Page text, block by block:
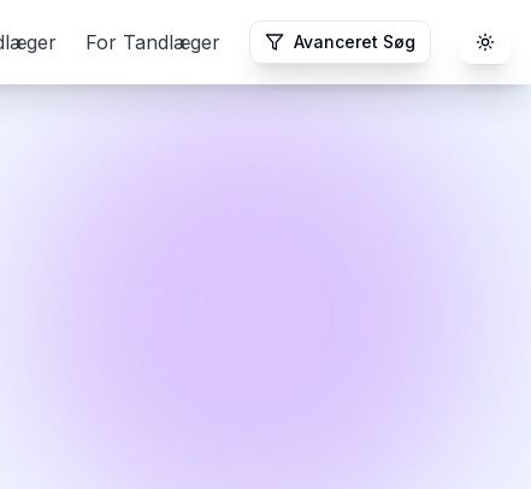
For Tandlæger Avanceret Søg